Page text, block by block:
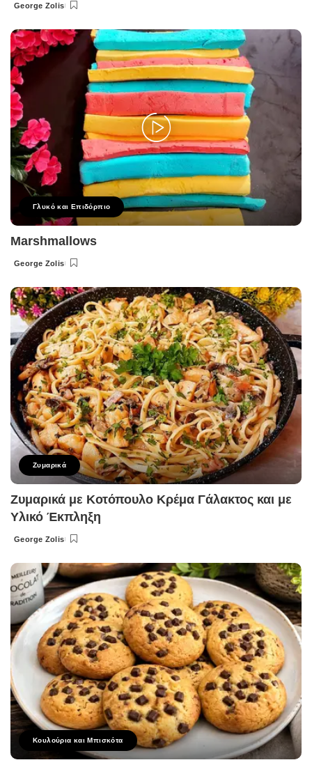
Posted
George Zolis
Γλυκό και Επιδόρπιο
Marshmallows
Posted
George Zolis
Ζυμαρικά
Ζυμαρικά με Κοτόπουλο Κρέμα Γάλακτος και με
Υλικό Έκπληξη
Posted
George Zolis
Κουλούρια και Μπισκότα